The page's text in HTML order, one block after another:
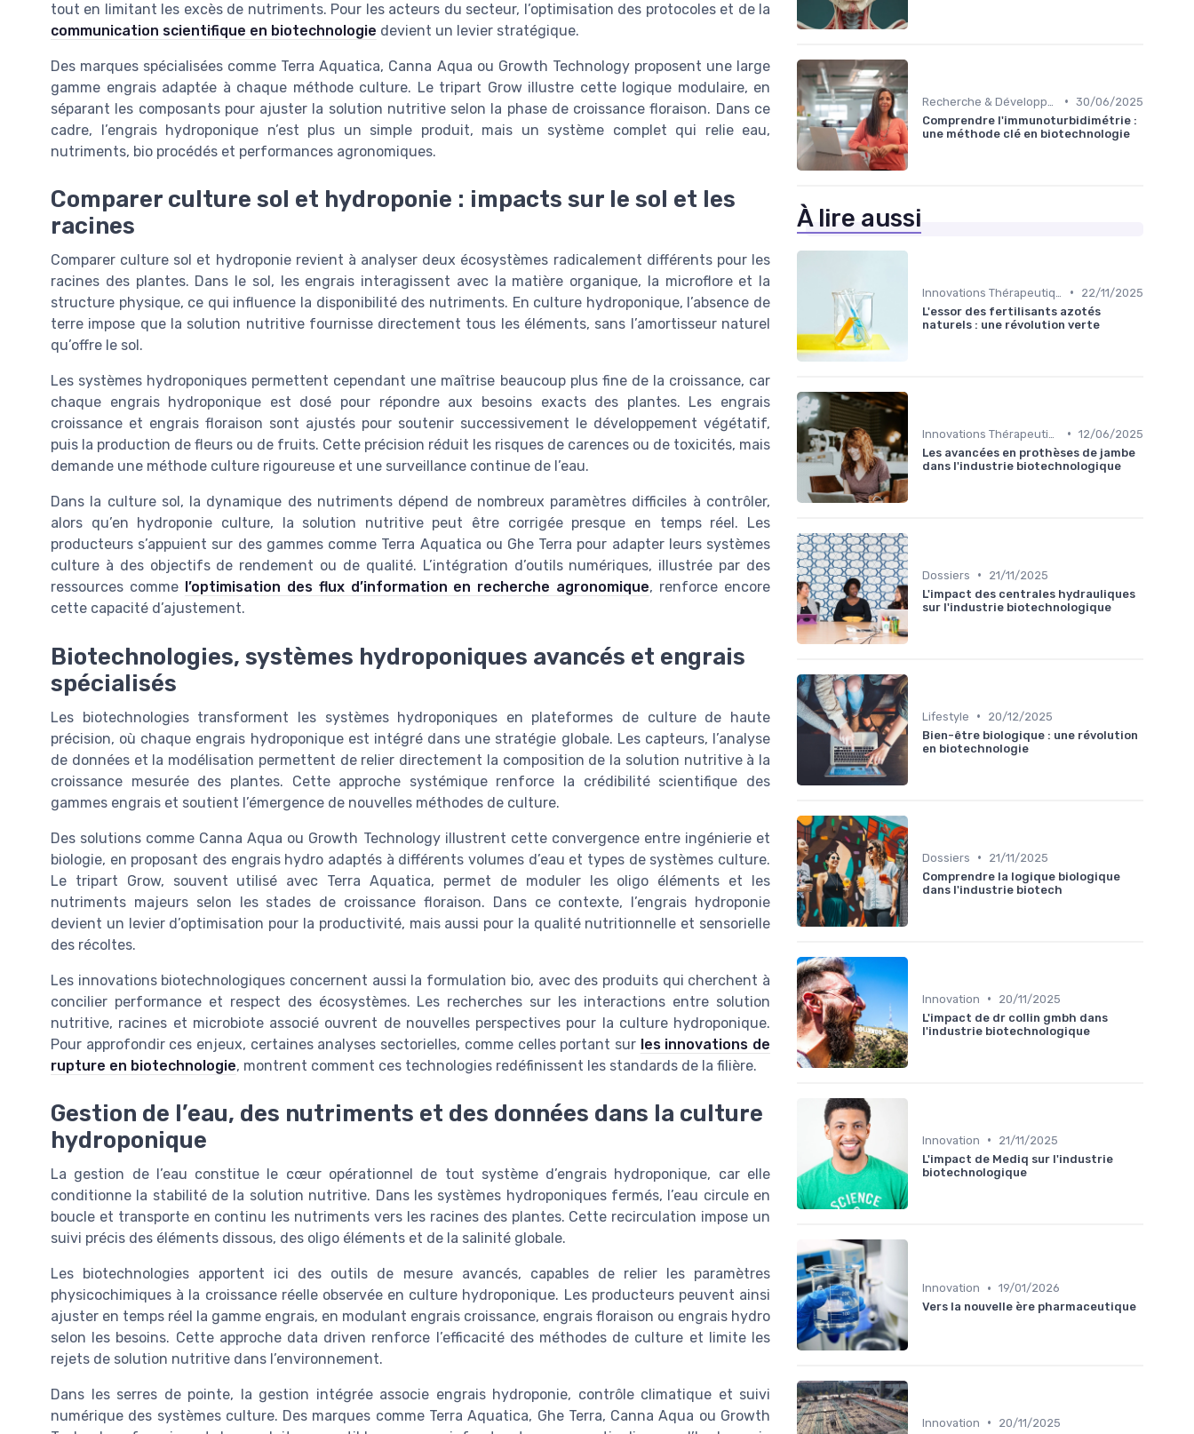
tout en limitant les excès de nutriments. Pour les acteurs du secteur, l’optimisation des protocoles et de la
communication scientifique en biotechnologie devient un levier stratégique.
Des marques spécialisées comme Terra Aquatica, Canna Aqua ou Growth Technology proposent une large
gamme engrais adaptée à chaque méthode culture. Le tripart Grow illustre cette logique modulaire, en
séparant les composants pour ajuster la solution nutritive selon la phase de croissance floraison. Dans ce
cadre, l’engrais hydroponique n’est plus un simple produit, mais un système complet qui relie eau,
nutriments, bio procédés et performances agronomiques.
Comparer culture sol et hydroponie : impacts sur le sol et les
racines
Comparer culture sol et hydroponie revient à analyser deux écosystèmes radicalement différents pour les
racines des plantes. Dans le sol, les engrais interagissent avec la matière organique, la microflore et la
structure physique, ce qui influence la disponibilité des nutriments. En culture hydroponique, l’absence de
terre impose que la solution nutritive fournisse directement tous les éléments, sans l’amortisseur naturel
qu’offre le sol.
Les systèmes hydroponiques permettent cependant une maîtrise beaucoup plus fine de la croissance, car
chaque engrais hydroponique est dosé pour répondre aux besoins exacts des plantes. Les engrais
croissance et engrais floraison sont ajustés pour soutenir successivement le développement végétatif,
puis la production de fleurs ou de fruits. Cette précision réduit les risques de carences ou de toxicités, mais
demande une méthode culture rigoureuse et une surveillance continue de l’eau.
Dans la culture sol, la dynamique des nutriments dépend de nombreux paramètres difficiles à contrôler,
alors qu’en hydroponie culture, la solution nutritive peut être corrigée presque en temps réel. Les
producteurs s’appuient sur des gammes comme Terra Aquatica ou Ghe Terra pour adapter leurs systèmes
culture à des objectifs de rendement ou de qualité. L’intégration d’outils numériques, illustrée par des
ressources comme l’optimisation des flux d’information en recherche agronomique, renforce encore
cette capacité d’ajustement.
Biotechnologies, systèmes hydroponiques avancés et engrais
spécialisés
Les biotechnologies transforment les systèmes hydroponiques en plateformes de culture de haute
précision, où chaque engrais hydroponique est intégré dans une stratégie globale. Les capteurs, l’analyse
de données et la modélisation permettent de relier directement la composition de la solution nutritive à la
croissance mesurée des plantes. Cette approche systémique renforce la crédibilité scientifique des
gammes engrais et soutient l’émergence de nouvelles méthodes de culture.
Des solutions comme Canna Aqua ou Growth Technology illustrent cette convergence entre ingénierie et
biologie, en proposant des engrais hydro adaptés à différents volumes d’eau et types de systèmes culture.
Le tripart Grow, souvent utilisé avec Terra Aquatica, permet de moduler les oligo éléments et les
nutriments majeurs selon les stades de croissance floraison. Dans ce contexte, l’engrais hydroponie
devient un levier d’optimisation pour la productivité, mais aussi pour la qualité nutritionnelle et sensorielle
des récoltes.
Les innovations biotechnologiques concernent aussi la formulation bio, avec des produits qui cherchent à
concilier performance et respect des écosystèmes. Les recherches sur les interactions entre solution
nutritive, racines et microbiote associé ouvrent de nouvelles perspectives pour la culture hydroponique.
Pour approfondir ces enjeux, certaines analyses sectorielles, comme celles portant sur les innovations de
rupture en biotechnologie, montrent comment ces technologies redéfinissent les standards de la filière.
Gestion de l’eau, des nutriments et des données dans la culture
hydroponique
La gestion de l’eau constitue le cœur opérationnel de tout système d’engrais hydroponique, car elle
conditionne la stabilité de la solution nutritive. Dans les systèmes hydroponiques fermés, l’eau circule en
boucle et transporte en continu les nutriments vers les racines des plantes. Cette recirculation impose un
suivi précis des éléments dissous, des oligo éléments et de la salinité globale.
Les biotechnologies apportent ici des outils de mesure avancés, capables de relier les paramètres
physicochimiques à la croissance réelle observée en culture hydroponique. Les producteurs peuvent ainsi
ajuster en temps réel la gamme engrais, en modulant engrais croissance, engrais floraison ou engrais hydro
selon les besoins. Cette approche data driven renforce l’efficacité des méthodes de culture et limite les
rejets de solution nutritive dans l’environnement.
Dans les serres de pointe, la gestion intégrée associe engrais hydroponie, contrôle climatique et suivi
numérique des systèmes culture. Des marques comme Terra Aquatica, Ghe Terra, Canna Aqua ou Growth
• 30/06/2025
Comprendre l'immunoturbidimétrie :
une méthode clé en biotechnologie
À lire aussi
•
22/11/2025
L'essor des fertilisants azotés
naturels : une révolution verte
• 12/06/2025
Les avancées en prothèses de jambe
dans l'industrie biotechnologique
Dossiers •
21/11/2025
L'impact des centrales hydrauliques
sur l'industrie biotechnologique
Lifestyle •
20/12/2025
Bien-être biologique : une révolution
en biotechnologie
Dossiers •
21/11/2025
Comprendre la logique biologique
dans l'industrie biotech
Innovation •
20/11/2025
L'impact de dr collin gmbh dans
l'industrie biotechnologique
Innovation •
21/11/2025
L'impact de Mediq sur l'industrie
biotechnologique
Innovation • 19/01/2026
Vers la nouvelle ère pharmaceutique
Innovation • 20/11/2025